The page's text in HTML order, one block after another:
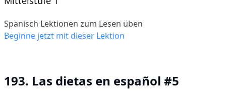
Spanisch Lektionen zum Lesen üben
Beginne jetzt mit dieser Lektion
193. Las dietas en español #5